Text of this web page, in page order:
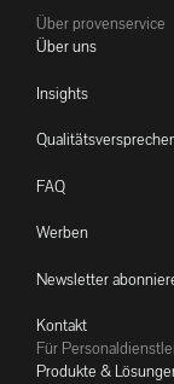
Über provenservice
Über uns
Insights
FAQ
Werben
Newsletter
Kontakt
Für
Produkte &